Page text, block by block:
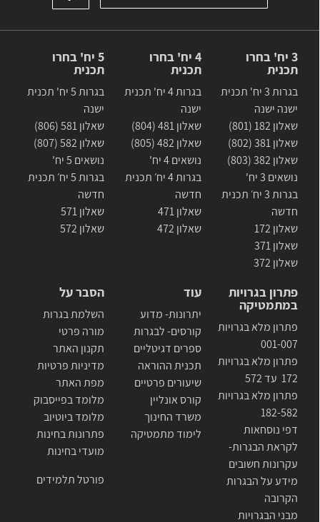
3 יח' בחרו
תכנית
בגרות 3 יח' תכנית
ישנה ישנה
שאלון 182 (801)
שאלון 381 (802)
שאלון 382 (803)
נושאים 3 יח'
בגרות 3 יח׳ תכנית
חדשה
שאלון 172
שאלון 371
שאלון 372
4 יח' בחרו
תכנית
בגרות 4 יח' תכנית
ישנה
שאלון 481 (804)
שאלון 482 (805)
נושאים 4 יח'
בגרות 4 יח׳ תכנית
חדשה
שאלון 471
שאלון 472
5 יח' בחרו
תכנית
בגרות 5 יח' תכנית
ישנה
שאלון 581 (806)
שאלון 582 (807)
נושאים 5 יח'
בגרות 5 יח׳ תכנית
חדשה
שאלון 571
שאלון 572
פתרון בגרויות
במתמטיקה
פתרון מלא בגרויות
001-007
פתרון מלא בגרויות
172 עד 572
פתרון מלא בגרויות
182-582
דפי נוסחאות
לקראת הבגרות-
עקרונות חשובים
מידע על הבגרות
הקרובה
מבני הבגרויות
עוד
יתרונות- מדוע
קורסים- לבגרות
ספרים דגיטליים
תכנית ההוראה
שיעורים פרטיים
קורס אונליין
משרד החינוך
לימוד מתמטיקה
הסבר על
השלמת בגרות
מורה פרטי
תקנון האתר
מדיניות פרטיות
מפת האתר
מלומד בפייסבוק
מלומד ביוטיוב
פתרונות בחינות
מועדי בחינות
פורטל תלמידים